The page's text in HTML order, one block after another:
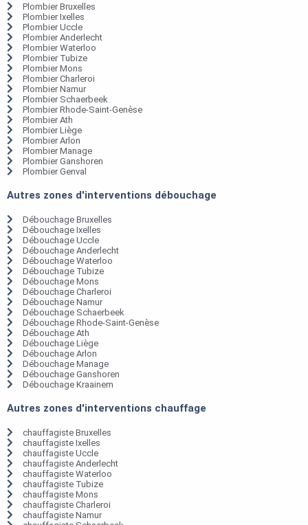
Plombier Bruxelles
Plombier Ixelles
Plombier Uccle
Plombier Anderlecht
Plombier Waterloo
Plombier Tubize
Plombier Mons
Plombier Charleroi
Plombier Namur
Plombier Schaerbeek
Plombier Rhode-Saint-Genèse
Plombier Ath
Plombier Liège
Plombier Arlon
Plombier Manage
Plombier Ganshoren
Plombier Genval
Autres zones d'interventions débouchage
Débouchage Bruxelles
Débouchage Ixelles
Débouchage Uccle
Débouchage Anderlecht
Débouchage Waterloo
Débouchage Tubize
Débouchage Mons
Débouchage Charleroi
Débouchage Namur
Débouchage Schaerbeek
Débouchage Rhode-Saint-Genèse
Débouchage Ath
Débouchage Liège
Débouchage Arlon
Débouchage Manage
Débouchage Ganshoren
Débouchage Kraainem
Autres zones d'interventions chauffage
chauffagiste Bruxelles
chauffagiste Ixelles
chauffagiste Uccle
chauffagiste Anderlecht
chauffagiste Waterloo
chauffagiste Tubize
chauffagiste Mons
chauffagiste Charleroi
chauffagiste Namur